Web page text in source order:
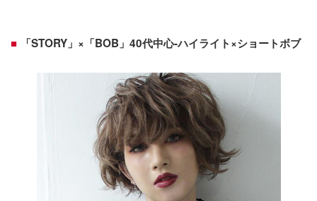
「STORY」×「BOB」40代中心-ハイライト×ショートボブ